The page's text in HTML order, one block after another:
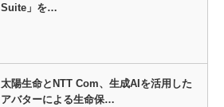
Suite」を…
太陽生命とNTT Com、生成AIを活用した
アバターによる生命保…